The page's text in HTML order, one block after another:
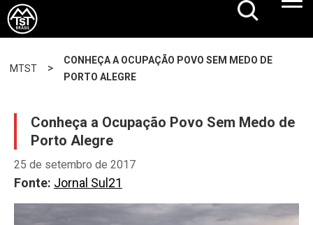
MTST >
CONHEÇA A OCUPAÇÃO POVO SEM MEDO DE
PORTO ALEGRE
Conheça a Ocupação Povo Sem Medo de
Porto Alegre
25 de setembro de 2017
Fonte: Jornal Sul21